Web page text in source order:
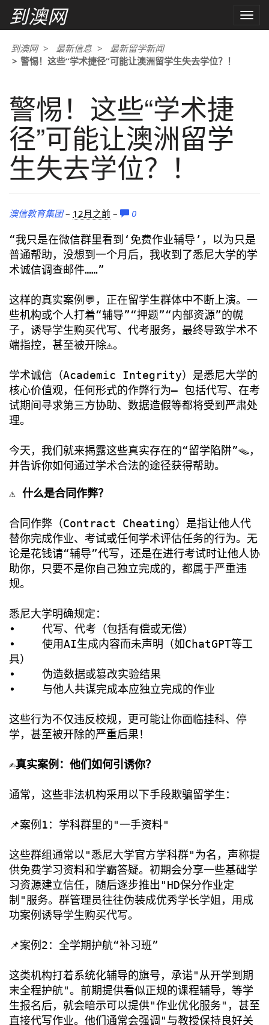
到澳网
Toggle
到澳网 最新信息
最新留学新闻
警惕！这些“学术捷径”可能让澳洲留学生失去学位？！
警惕！这些“学术捷
径”可能让澳洲留学
生失去学位？！
澳信教育集团– 12月之前 – 0
“我只是在微信群里看到‘免费作业辅导’，以为只是
普通帮助，没想到一个月后，我收到了悉尼大学的学
术诚信调查邮件……”
这样的真实案例💬，正在留学生群体中不断上演。一
些机构或个人打着“辅导”“押题”“内部资源”的幌
子，诱导学生购买代写、代考服务，最终导致学术不
端指控，甚至被开除⚠️。
学术诚信（Academic Integrity）是悉尼大学的
核心价值观，任何形式的作弊行为— 包括代写、在考
试期间寻求第三方协助、数据造假等都将受到严肃处
理。
今天，我们就来揭露这些真实存在的“留学陷阱”🪤，
并告诉你如何通过学术合法的途径获得帮助。
⚠️ 什么是合同作弊？
合同作弊（Contract Cheating）是指让他人代
替你完成作业、考试或任何学术评估任务的行为。无
论是花钱请“辅导”代写，还是在进行考试时让他人协
助你，只要不是你自己独立完成的，都属于严重违
规。
悉尼大学明确规定：
• 代写、代考（包括有偿或无偿）
• 使用AI生成内容而未声明（如ChatGPT等工
具）
• 伪造数据或篡改实验结果
• 与他人共谋完成本应独立完成的作业
这些行为不仅违反校规，更可能让你面临挂科、停
学，甚至被开除的严重后果！
✍️真实案例：他们如何引诱你？
通常，这些非法机构采用以下手段欺骗留学生：
📌案例1：学科群里的"一手资料"
这些群组通常以"悉尼大学官方学科群"为名，声称提
供免费学习资料和学霸答疑。初期会分享一些基础学
习资源建立信任，随后逐步推出"HD保分作业定
制"服务。群管理员往往伪装成优秀学长学姐，用成
功案例诱导学生购买代写。
📌案例2：全学期护航“补习班”
这类机构打着系统化辅导的旗号，承诺"从开学到期
末全程护航"。前期提供看似正规的课程辅导，等学
生报名后，就会暗示可以提供"作业优化服务"，甚至
直接代写作业。他们通常会强调"与教授保持良好关